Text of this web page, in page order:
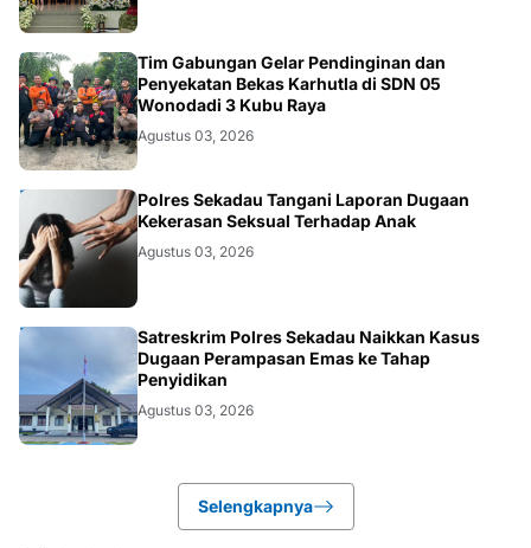
KALBAR
Tim Gabungan Gelar Pendinginan dan
Penyekatan Bekas Karhutla di SDN 05
Wonodadi 3 Kubu Raya
Agustus 03, 2026
HUKUM
Polres Sekadau Tangani Laporan Dugaan
Kekerasan Seksual Terhadap Anak
Agustus 03, 2026
HUKUM
Satreskrim Polres Sekadau Naikkan Kasus
Dugaan Perampasan Emas ke Tahap
Penyidikan
Agustus 03, 2026
Selengkapnya